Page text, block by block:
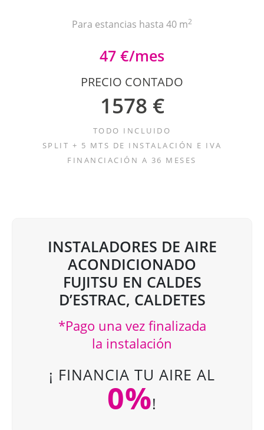
Para estancias hasta 40 m2
47 €/mes
PRECIO CONTADO
1578 €
TODO INCLUIDO
SPLIT + 5 MTS DE INSTALACIÓN E IVA
FINANCIACIÓN A 36 MESES
INSTALADORES DE AIRE
ACONDICIONADO
FUJITSU EN CALDES
D’ESTRAC, CALDETES
*Pago una vez finalizada
la instalación
¡ FINANCIA TU AIRE AL
0%!